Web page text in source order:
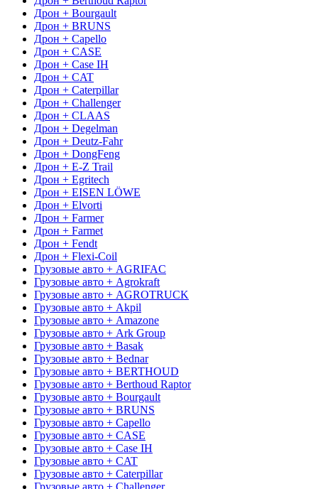
Дрон + Bourgault
Дрон + BRUNS
Дрон + Capello
Дрон + CASE
Дрон + Case IH
Дрон + CAT
Дрон + Caterpillar
Дрон + Challenger
Дрон + CLAAS
Дрон + Degelman
Дрон + Deutz-Fahr
Дрон + DongFeng
Дрон + E-Z Trail
Дрон + Egritech
Дрон + EISEN LÖWE
Дрон + Elvorti
Дрон + Farmer
Дрон + Farmet
Дрон + Fendt
Дрон + Flexi-Coil
Грузовые авто + AGRIFAC
Грузовые авто + Agrokraft
Грузовые авто + AGROTRUCK
Грузовые авто + Akpil
Грузовые авто + Amazone
Грузовые авто + Ark Group
Грузовые авто + Basak
Грузовые авто + Bednar
Грузовые авто + BERTHOUD
Грузовые авто + Berthoud Raptor
Грузовые авто + Bourgault
Грузовые авто + BRUNS
Грузовые авто + Capello
Грузовые авто + CASE
Грузовые авто + Case IH
Грузовые авто + CAT
Грузовые авто + Caterpillar
Грузовые авто + Challenger